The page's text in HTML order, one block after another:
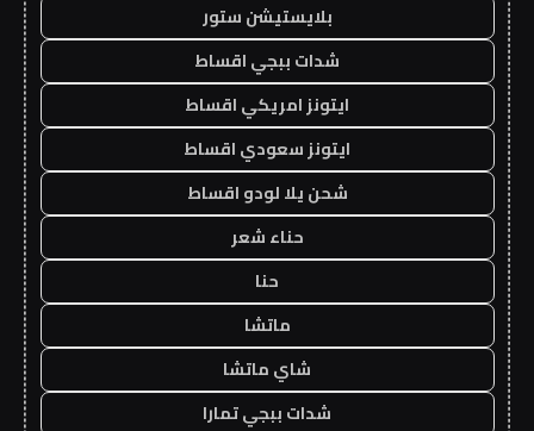
بلايستيشن ستور
شدات ببجي اقساط
ايتونز امريكي اقساط
ايتونز سعودي اقساط
شحن يلا لودو اقساط
حناء شعر
حنا
ماتشا
شاي ماتشا
شدات ببجي تمارا